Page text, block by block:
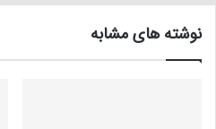
نوشته های مشابه